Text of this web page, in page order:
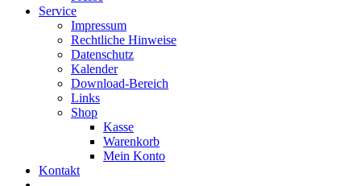
Service
Impressum
Rechtliche Hinweise
Datenschutz
Kalender
Download-Bereich
Links
Shop
Kasse
Warenkorb
Mein Konto
Kontakt